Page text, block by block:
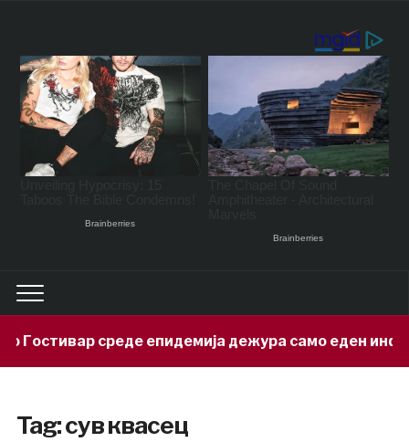
среде епидемија дежура само еден
Tag:сув квасец